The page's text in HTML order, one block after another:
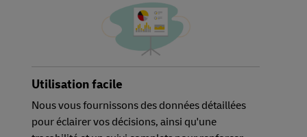
Utilisation facile
Nous vous fournissons des données détaillées
pour éclairer vos décisions, ainsi qu'une